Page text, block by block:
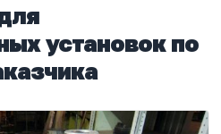
установок по